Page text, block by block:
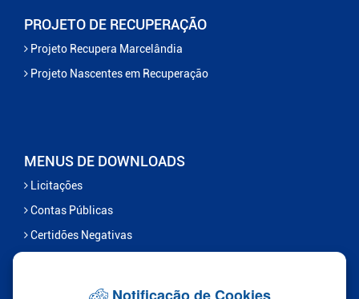
PROJETO DE RECUPERAÇÃO
Projeto Recupera Marcelândia
Projeto Nascentes em Recuperação
MENUS DE DOWNLOADS
Licitações
Contas Públicas
Certidões Negativas